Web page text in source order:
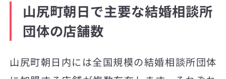
山尻町朝日で主要な結婚相談所
団体の店舗数
山尻町朝日内には全国規模の結婚相談所団体